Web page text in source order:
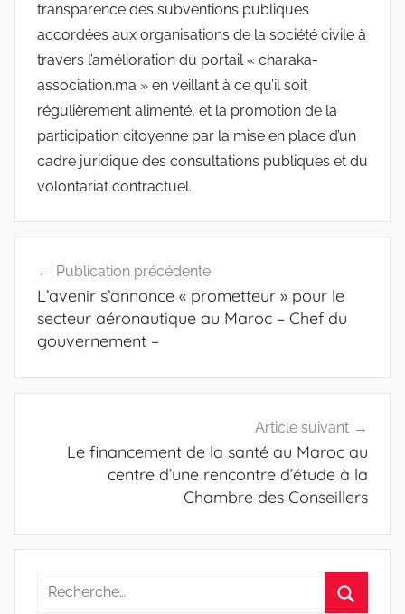
transparence des subventions publiques
accordées aux organisations de la société civile à
travers l’amélioration du portail « charaka-
association.ma » en veillant à ce qu’il soit
régulièrement alimenté, et la promotion de la
participation citoyenne par la mise en place d’un
cadre juridique des consultations publiques et du
volontariat contractuel.
de
l’article
Publication précédente
L’avenir s’annonce « prometteur » pour le
secteur aéronautique au Maroc – Chef du
gouvernement –
Article suivant
Le financement de la santé au Maroc au
centre d’une rencontre d’étude à la
Chambre des Conseillers
Recherche